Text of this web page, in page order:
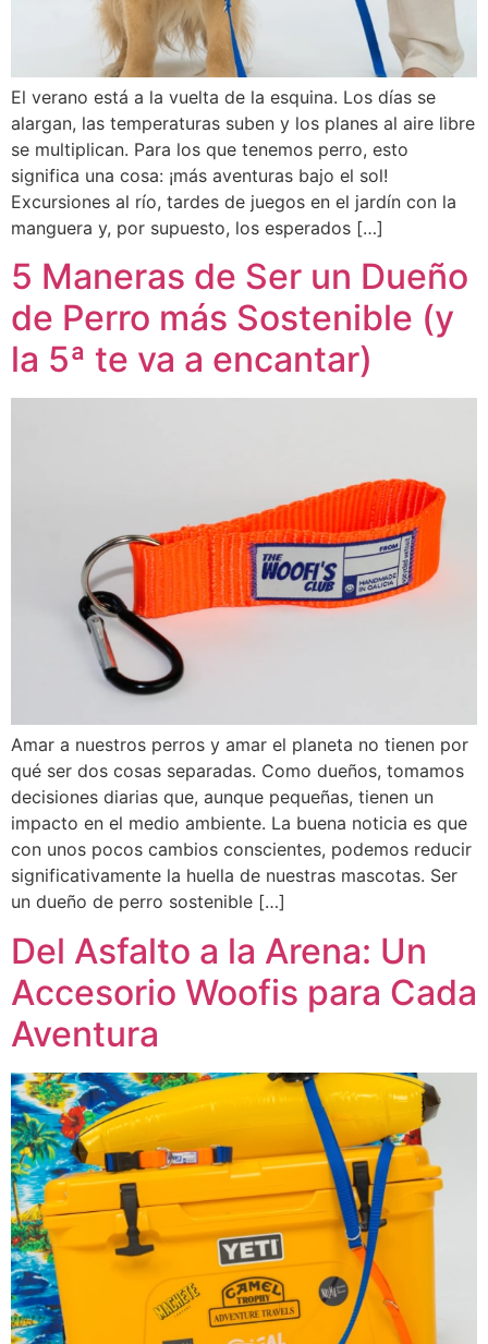
El verano está a la vuelta de la esquina. Los días se
alargan, las temperaturas suben y los planes al aire libre
se multiplican. Para los que tenemos perro, esto
significa una cosa: ¡más aventuras bajo el sol!
Excursiones al río, tardes de juegos en el jardín con la
manguera y, por supuesto, los esperados […]
5 Maneras de Ser un Dueño
de Perro más Sostenible (y
la 5ª te va a encantar)
Amar a nuestros perros y amar el planeta no tienen por
qué ser dos cosas separadas. Como dueños, tomamos
decisiones diarias que, aunque pequeñas, tienen un
impacto en el medio ambiente. La buena noticia es que
con unos pocos cambios conscientes, podemos reducir
significativamente la huella de nuestras mascotas. Ser
un dueño de perro sostenible […]
Del Asfalto a la Arena: Un
Accesorio Woofis para Cada
Aventura